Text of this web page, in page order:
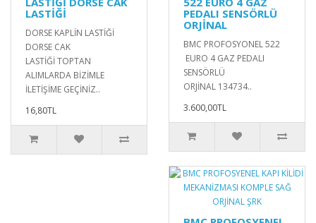
LASTİĞİ
DORSE KAPLİN LASTİĞİ
DORSE CAK
LASTİĞİ TOPTAN
ALIMLARDA BİZİMLE
İLETİŞİME GEÇİNİZ..
16,80TL
PEDALI SENSÖRLÜ
ORJİNAL
BMC PROFOSYONEL 522
EURO 4 GAZ PEDALI
SENSÖRLÜ
ORJİNAL 134734..
3.600,00TL